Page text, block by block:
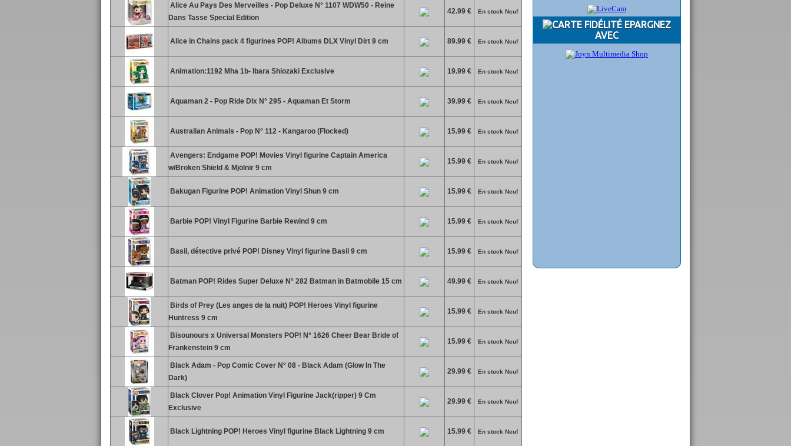
Alice Au Pays Des Merveilles - Pop Deluxe N° 1107 WDW50 - Reine
Dans Tasse Special Edition
42.99 € En stock Neuf
Alice in Chains pack 4 figurines POP! Albums DLX Vinyl Dirt 9 cm 89.99 € En stock Neuf
Animation:1192 Mha 1b- Ibara Shiozaki Exclusive 19.99 € En stock Neuf
Aquaman 2 - Pop Ride Dlx N° 295 - Aquaman Et Storm 39.99 € En stock Neuf
Australian Animals - Pop N° 112 - Kangaroo (Flocked) 15.99 € En stock Neuf
Avengers: Endgame POP! Movies Vinyl figurine Captain America
w/Broken Shield & Mjölnir 9 cm
15.99 € En stock Neuf
Bakugan Figurine POP! Animation Vinyl Shun 9 cm 15.99 € En stock Neuf
Barbie POP! Vinyl Figurine Barbie Rewind 9 cm 15.99 € En stock Neuf
Basil, détective privé POP! Disney Vinyl figurine Basil 9 cm 15.99 € En stock Neuf
Batman POP! Rides Super Deluxe N° 282 Batman in Batmobile 15 cm 49.99 € En stock Neuf
Birds of Prey (Les anges de la nuit) POP! Heroes Vinyl figurine
Huntress 9 cm
15.99 € En stock Neuf
Bisounours x Universal Monsters POP! N° 1626 Cheer Bear Bride of
Frankenstein 9 cm
15.99 € En stock Neuf
Black Adam - Pop Comic Cover N° 08 - Black Adam (Glow In The
Dark)
29.99 € En stock Neuf
Black Clover Pop! Animation Vinyl Figurine Jack(ripper) 9 Cm
Exclusive
29.99 € En stock Neuf
Black Lightning POP! Heroes Vinyl figurine Black Lightning 9 cm 15.99 € En stock Neuf
EPARGNEZ
AVEC